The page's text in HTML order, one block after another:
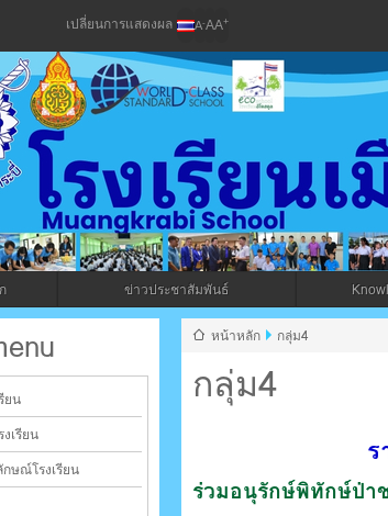
เปลี่ยนการแสดงผล A-AA+
เรียนเมือง
บี่
รจัดการเว็บไซต์ (CMS) ด้วย Ajax โดยคนไทย
ข่าวประชาสัมพันธ์
กลุ่ม4
หน้าหลัก กลุ่ม4
ร่วมอนุรักษ์พิทักษ์ป่า
ยน
เรียน
ษณ์โรงเรียน